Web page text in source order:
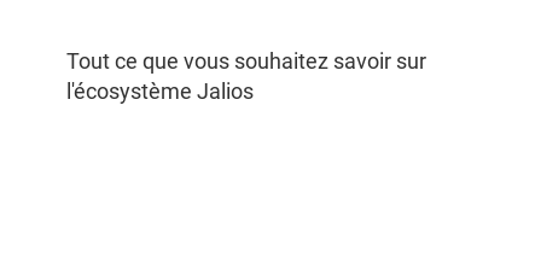
Tout ce que vous souhaitez savoir sur
l'écosystème Jalios